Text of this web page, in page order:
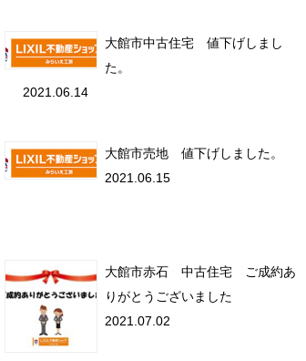
大館市中古住宅 値下げしまし
た。
2021.06.14
大館市売地 値下げしました。
2021.06.15
大館市赤石 中古住宅 ご成約あ
りがとうございました
2021.07.02